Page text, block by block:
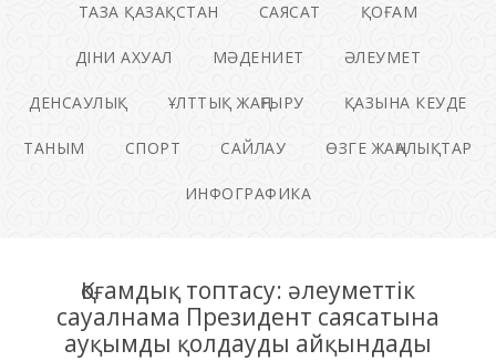
ТАЗА ҚАЗАҚСТАН САЯСАТ ҚОҒАМ
ДІНИ АХУАЛ МӘДЕНИЕТ ӘЛЕУМЕТ
ДЕНСАУЛЫҚ ҰЛТТЫҚ ЖАҢҒЫРУ ҚАЗЫНА КЕУДЕ
ТАНЫМ СПОРТ САЙЛАУ ӨЗГЕ ЖАҢАЛЫҚТАР
ИНФОГРАФИКА
Қоғамдық топтасу: әлеуметтік
сауалнама Президент саясатына
ауқымды қолдауды айқындады